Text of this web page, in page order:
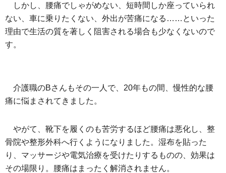
しかし、腰痛でしゃがめない、短時間しか座っていられ
ない、車に乗りたくない、外出が苦痛になる……といった
理由で生活の質を著しく阻害される場合も少なくないので
す。
介護職のBさんもその一人で、20年もの間、慢性的な腰
痛に悩まされてきました。
やがて、靴下を履くのも苦労するほど腰痛は悪化し、整
骨院や整形外科へ行くようになりました。湿布を貼った
り、マッサージや電気治療を受けたりするものの、効果は
その場限り。腰痛はまったく解消されません。